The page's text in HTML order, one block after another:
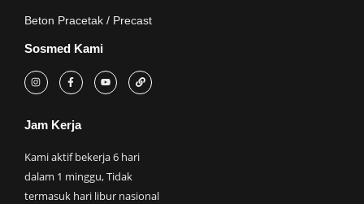
Beton Pracetak / Precast
Sosmed Kami
Jam Kerja
Kami aktif bekerja 6 hari
dalam 1 minggu, Tidak
termasuk hari libur nasional